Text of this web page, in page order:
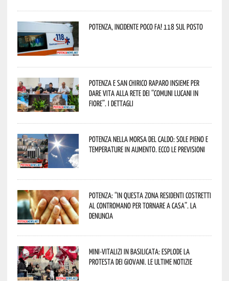
Potenza, incidente poco fa! 118 sul posto
Potenza e San Chirico Raparo insieme per
dare vita alla rete dei “Comuni Lucani in
Fiore”. I dettagli
Potenza nella morsa del caldo: sole pieno e
temperature in aumento. Ecco le previsioni
Potenza: “In questa zona residenti costretti
al contromano per tornare a casa”. La
denuncia
Mini-vitalizi in Basilicata: esplode la
protesta dei giovani. Le ultime notizie